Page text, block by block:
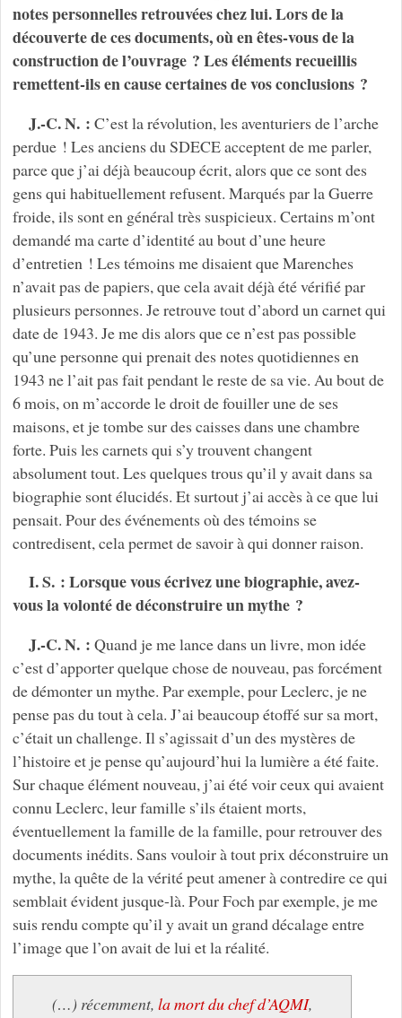
notes personnelles retrouvées chez lui. Lors de la
découverte de ces documents, où en êtes-vous de la
construction de l’ouvrage ? Les éléments recueillis
remettent-ils en cause certaines de vos conclusions ?
J.-C. N. : C’est la révolution, les aventuriers de l’arche
perdue ! Les anciens du SDECE acceptent de me parler,
parce que j’ai déjà beaucoup écrit, alors que ce sont des
gens qui habituellement refusent. Marqués par la Guerre
froide, ils sont en général très suspicieux. Certains m’ont
demandé ma carte d’identité au bout d’une heure
d’entretien ! Les témoins me disaient que Marenches
n’avait pas de papiers, que cela avait déjà été vérifié par
plusieurs personnes. Je retrouve tout d’abord un carnet qui
date de 1943. Je me dis alors que ce n’est pas possible
qu’une personne qui prenait des notes quotidiennes en
1943 ne l’ait pas fait pendant le reste de sa vie. Au bout de
6 mois, on m’accorde le droit de fouiller une de ses
maisons, et je tombe sur des caisses dans une chambre
forte. Puis les carnets qui s’y trouvent changent
absolument tout. Les quelques trous qu’il y avait dans sa
biographie sont élucidés. Et surtout j’ai accès à ce que lui
pensait. Pour des événements où des témoins se
contredisent, cela permet de savoir à qui donner raison.
I. S. : Lorsque vous écrivez une biographie, avez-
vous la volonté de déconstruire un mythe ?
J.-C. N. : Quand je me lance dans un livre, mon idée
c’est d’apporter quelque chose de nouveau, pas forcément
de démonter un mythe. Par exemple, pour Leclerc, je ne
pense pas du tout à cela. J’ai beaucoup étoffé sur sa mort,
c’était un challenge. Il s’agissait d’un des mystères de
l’histoire et je pense qu’aujourd’hui la lumière a été faite.
Sur chaque élément nouveau, j’ai été voir ceux qui avaient
connu Leclerc, leur famille s’ils étaient morts,
éventuellement la famille de la famille, pour retrouver des
documents inédits. Sans vouloir à tout prix déconstruire un
mythe, la quête de la vérité peut amener à contredire ce qui
semblait évident jusque-là. Pour Foch par exemple, je me
suis rendu compte qu’il y avait un grand décalage entre
l’image que l’on avait de lui et la réalité.
(…) récemment,la mort du chef d’AQMI,